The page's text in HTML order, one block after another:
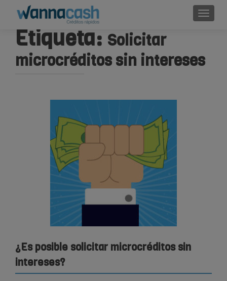
Etiqueta: Solicitar
microcréditos sin intereses
¿Es posible solicitar microcréditos sin
intereses?